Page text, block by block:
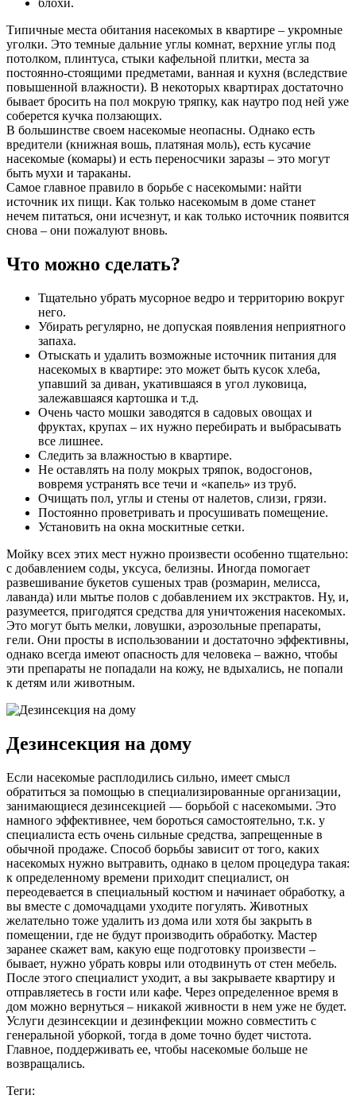
блохи.
Типичные места обитания насекомых в квартире – укромные
уголки. Это темные дальние углы комнат, верхние углы под
потолком, плинтуса, стыки кафельной плитки, места за
постоянно-стоящими предметами, ванная и кухня (вследствие
повышенной влажности). В некоторых квартирах достаточно
бывает бросить на пол мокрую тряпку, как наутро под ней уже
соберется кучка ползающих.
В большинстве своем насекомые неопасны. Однако есть
вредители (книжная вошь, платяная моль), есть кусачие
насекомые (комары) и есть переносчики заразы – это могут
быть мухи и тараканы.
Самое главное правило в борьбе с насекомыми: найти
источник их пищи. Как только насекомым в доме станет
нечем питаться, они исчезнут, и как только источник появится
снова – они пожалуют вновь.
Что можно сделать?
Тщательно убрать мусорное ведро и территорию вокруг
него.
Убирать регулярно, не допуская появления неприятного
запаха.
Отыскать и удалить возможные источник питания для
насекомых в квартире: это может быть кусок хлеба,
упавший за диван, укатившаяся в угол луковица,
залежавшаяся картошка и т.д.
Очень часто мошки заводятся в садовых овощах и
фруктах, крупах – их нужно перебирать и выбрасывать
все лишнее.
Следить за влажностью в квартире.
Не оставлять на полу мокрых тряпок, водосгонов,
вовремя устранять все течи и «капель» из труб.
Очищать пол, углы и стены от налетов, слизи, грязи.
Постоянно проветривать и просушивать помещение.
Установить на окна москитные сетки.
Мойку всех этих мест нужно произвести особенно тщательно:
с добавлением соды, уксуса, белизны. Иногда помогает
развешивание букетов сушеных трав (розмарин, мелисса,
лаванда) или мытье полов с добавлением их экстрактов. Ну, и,
разумеется, пригодятся средства для уничтожения насекомых.
Это могут быть мелки, ловушки, аэрозольные препараты,
гели. Они просты в использовании и достаточно эффективны,
однако всегда имеют опасность для человека – важно, чтобы
эти препараты не попадали на кожу, не вдыхались, не попали
к детям или животным.
Дезинсекция на дому
Если насекомые расплодились сильно, имеет смысл
обратиться за помощью в специализированные организации,
занимающиеся дезинсекцией — борьбой с насекомыми. Это
намного эффективнее, чем бороться самостоятельно, т.к. у
специалиста есть очень сильные средства, запрещенные в
обычной продаже. Способ борьбы зависит от того, каких
насекомых нужно вытравить, однако в целом процедура такая:
к определенному времени приходит специалист, он
переодевается в специальный костюм и начинает обработку, а
вы вместе с домочадцами уходите погулять. Животных
желательно тоже удалить из дома или хотя бы закрыть в
помещении, где не будут производить обработку. Мастер
заранее скажет вам, какую еще подготовку произвести –
бывает, нужно убрать ковры или отодвинуть от стен мебель.
После этого специалист уходит, а вы закрываете квартиру и
отправляетесь в гости или кафе. Через определенное время в
дом можно вернуться – никакой живности в нем уже не будет.
Услуги дезинсекции и дезинфекции можно совместить с
генеральной уборкой, тогда в доме точно будет чистота.
Главное, поддерживать ее, чтобы насекомые больше не
возвращались.
Теги: